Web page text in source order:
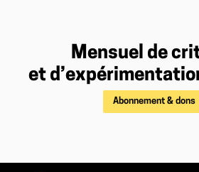
Mensuel de
et
Abonnement & dons